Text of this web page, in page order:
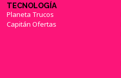
TECNOLOGÍA
Planeta Trucos
Capitán Ofertas